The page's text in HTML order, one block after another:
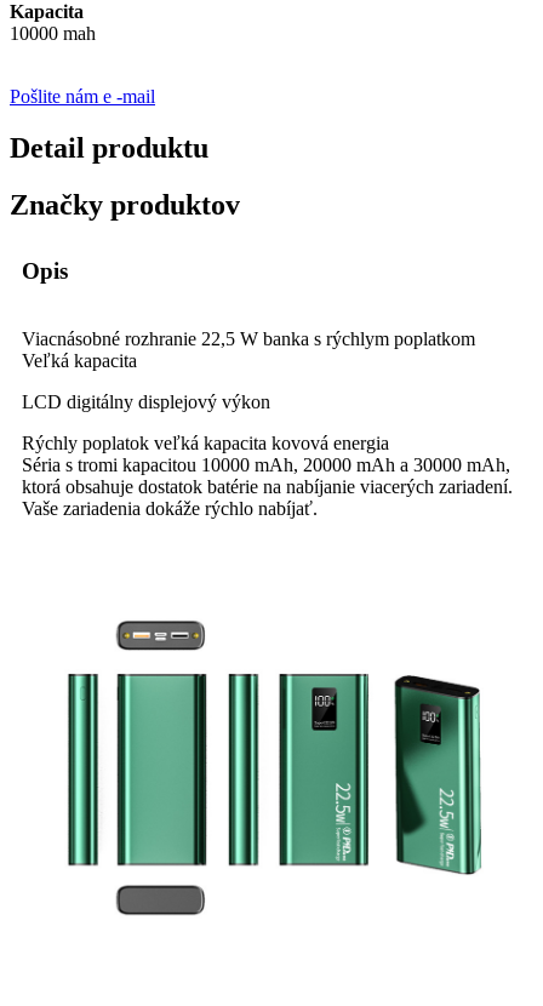
Kapacita
10000 mah
Pošlite nám e -mail
Detail produktu
Značky produktov
Opis
Viacnásobné rozhranie 22,5 W banka s rýchlym poplatkom
Veľká kapacita
LCD digitálny displejový výkon
Rýchly poplatok veľká kapacita kovová energia
Séria s tromi kapacitou 10000 mAh, 20000 mAh a 30000 mAh,
ktorá obsahuje dostatok batérie na nabíjanie viacerých zariadení.
Vaše zariadenia dokáže rýchlo nabíjať.